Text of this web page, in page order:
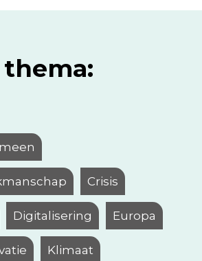
thema:
Crisis
Digitalisering Europa
Klimaat